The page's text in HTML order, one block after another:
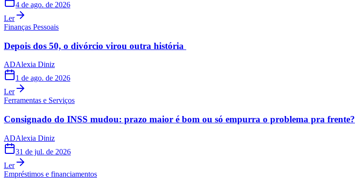
4 de ago. de 2026
Ler
Finanças Pessoais
Depois dos 50, o divórcio virou outra história
ADAlexia Diniz
1 de ago. de 2026
Ler
Ferramentas e Serviços
Consignado do INSS mudou: prazo maior é bom ou só empurra o problema pra frente?
ADAlexia Diniz
31 de jul. de 2026
Ler
Empréstimos e financiamentos